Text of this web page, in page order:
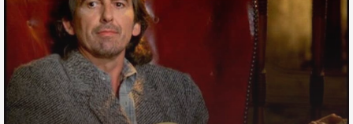
اشتراک
بگذارید.